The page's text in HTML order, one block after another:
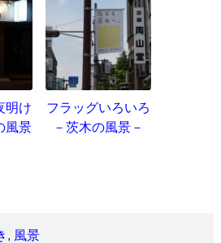
明け
風景
フラッグいろいろ
－茨木の風景－
, 風景